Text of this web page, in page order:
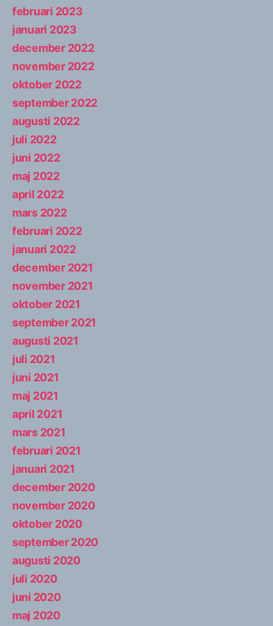
februari 2023
januari 2023
december 2022
november 2022
oktober 2022
september 2022
augusti 2022
juli 2022
juni 2022
maj 2022
april 2022
mars 2022
februari 2022
januari 2022
december 2021
november 2021
oktober 2021
september 2021
augusti 2021
juli 2021
juni 2021
maj 2021
april 2021
mars 2021
februari 2021
januari 2021
december 2020
november 2020
oktober 2020
september 2020
augusti 2020
juli 2020
juni 2020
maj 2020